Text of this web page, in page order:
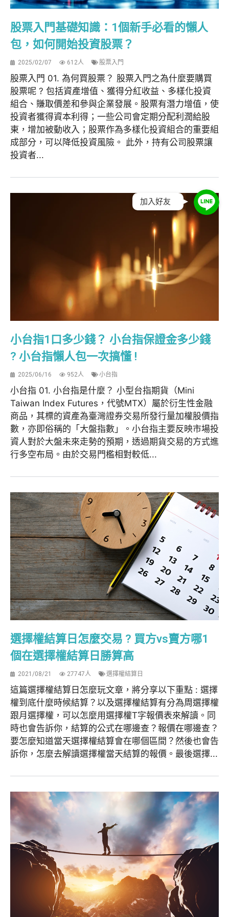
股票入門基礎知識：1個新手必看的懶人
包，如何開始投資股票？
2025/02/07 612人 股票入門
股票入門 01. 為何買股票？ 股票入門之為什麼要購買
股票呢 ? 包括資產增值、獲得分紅收益、多樣化投資
組合、賺取價差和參與企業發展。股票有潛力增值，使
投資者獲得資本利得；一些公司會定期分配利潤給股
東，增加被動收入；股票作為多樣化投資組合的重要組
成部分，可以降低投資風險。 此外，持有公司股票讓
投資者...
小台指1口多少錢？ 小台指保證金多少錢
? 小台指懶人包一次搞懂 !
2025/06/16 952人 小台指
小台指 01. 小台指是什麼？ 小型台指期貨（Mini
Taiwan Index Futures，代號MTX）屬於衍生性金融
商品，其標的資產為臺灣證券交易所發行量加權股價指
數，亦即俗稱的「大盤指數」。小台指主要反映市場投
資人對於大盤未來走勢的預期，透過期貨交易的方式進
行多空布局。由於交易門檻相對較低...
選擇權結算日怎麼交易 ? 買方vs賣方哪1
個在選擇權結算日勝算高
2021/08/21 27747人 選擇權結算日
這篇選擇權結算日怎麼玩文章，將分享以下重點 : 選擇
權到底什麼時候結算？以及選擇權結算有分為周選擇權
跟月選擇權，可以怎麼用選擇權T字報價表來解讀。同
時也會告訴你，結算的公式在哪邊查？報價在哪邊查？
要怎麼知道當天選擇權結算會在哪個區間？然後也會告
訴你，怎麼去解讀選擇權當天結算的報價。最後選擇...
加入好友